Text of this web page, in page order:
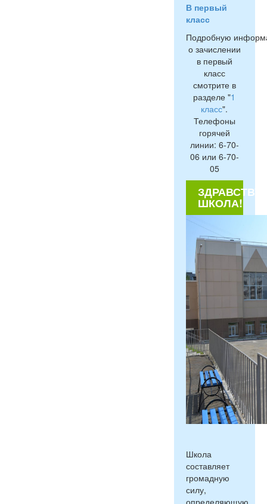
В первый
класс
Подробную
о зачислении
в первый
класс
смотрите в
разделе "1
класс".
Телефоны
горячей
линии: 6-70-
06 или 6-70-
05
ШКОЛА!
Школа
составляет
громадную
силу,
определяющую